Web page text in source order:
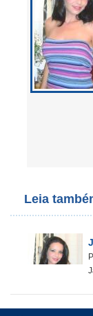
Leia